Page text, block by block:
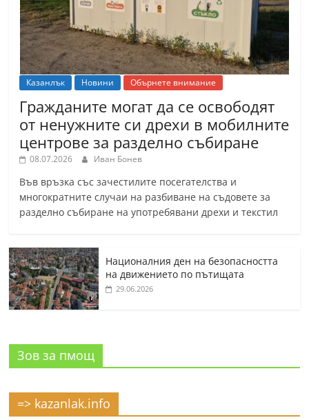
Казанлък Новини Обърнете внимание
Гражданите могат да се освободят
от ненужните си дрехи в мобилните
центрове за разделно събиране
08.07.2026 Иван Бонев
Във връзка със зачестилите посегателства и
многократните случаи на разбиване на съдовете за
разделно събиране на употребявани дрехи и текстил
Националния ден на безопасността
на движението по пътищата
29.06.2026
Зов за пмощ
=> kazanlak.info